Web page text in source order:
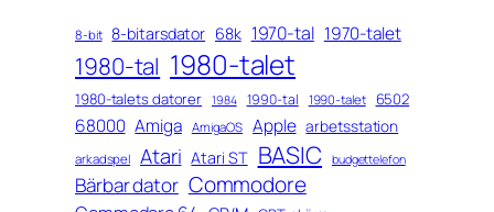
8-bit 8-bitarsdator 68k 1970-tal 1970-talet
1980-tal 1980-talet
1980-talets datorer 1984 1990-tal 1990-talet 6502
68000 Amiga AmigaOS Apple arbetsstation
arkadspel Atari Atari ST BASIC budgettelefon
Bärbar dator Commodore